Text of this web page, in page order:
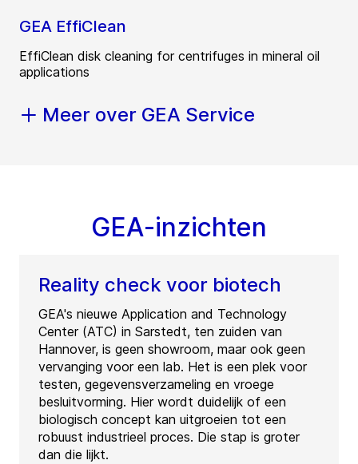
GEA EffiClean
EffiClean disk cleaning for centrifuges in mineral oil
applications
Meer over GEA Service
GEA-inzichten
Reality check voor biotech
GEA's nieuwe Application and Technology
Center (ATC) in Sarstedt, ten zuiden van
Hannover, is geen showroom, maar ook geen
vervanging voor een lab. Het is een plek voor
testen, gegevensverzameling en vroege
besluitvorming. Hier wordt duidelijk of een
biologisch concept kan uitgroeien tot een
robuust industrieel proces. Die stap is groter
dan die lijkt.